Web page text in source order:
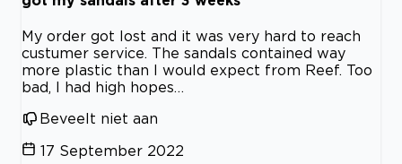
My order got lost and it was very hard to reach
custumer service. The sandals contained way
more plastic than I would expect from Reef. Too
bad, I had high hopes…
Beveelt niet aan
17 September 2022